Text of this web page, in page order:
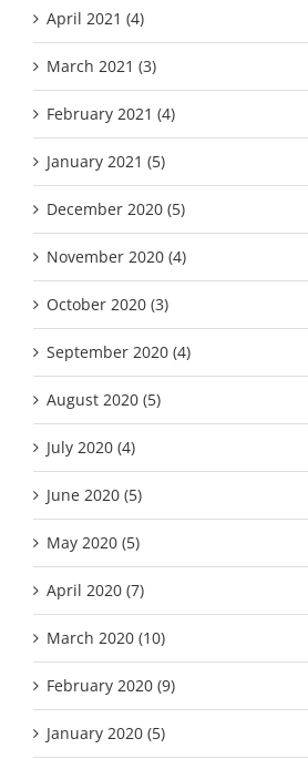
April 2021 (4)
March 2021 (3)
February 2021 (4)
January 2021 (5)
December 2020 (5)
November 2020 (4)
October 2020 (3)
September 2020 (4)
August 2020 (5)
July 2020 (4)
June 2020 (5)
May 2020 (5)
April 2020 (7)
March 2020 (10)
February 2020 (9)
January 2020 (5)